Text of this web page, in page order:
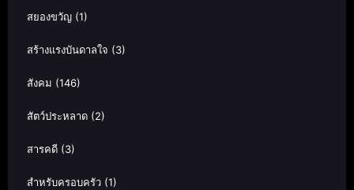
สยองขวัญ (1)
สร้างแรงบันดาลใจ (3)
สังคม (146)
สัตว์ประหลาด (2)
สารคดี (3)
สำหรับครอบครัว (1)